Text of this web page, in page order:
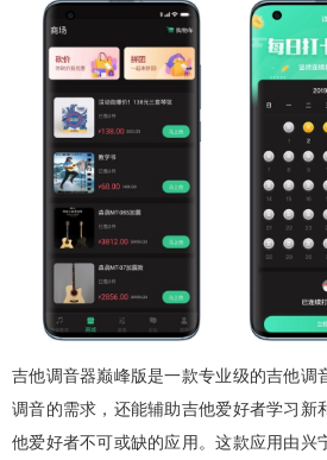
吉他调音器巅峰版是一款专业级的吉他调
调音的需求，还能辅助吉他爱好者学习新
他爱好者不可或缺的应用。这款应用由兴